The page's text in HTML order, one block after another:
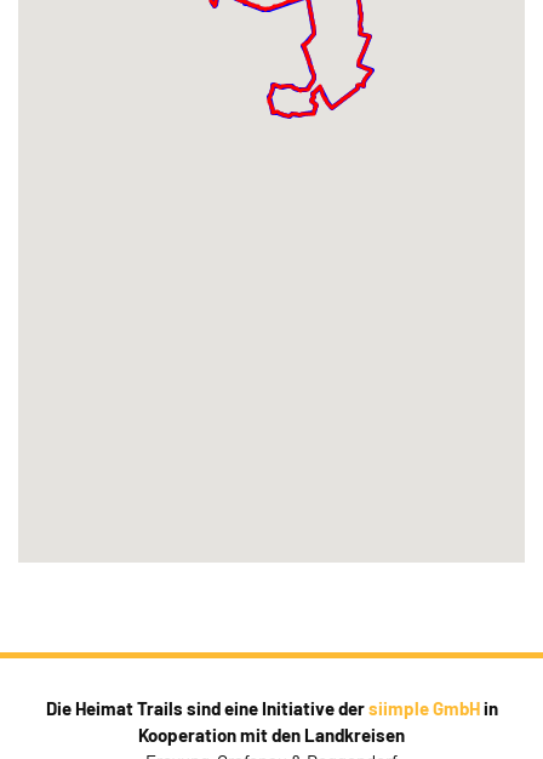
Die Heimat Trails sind eine Initiative dersiimple GmbHin
Kooperation mit den Landkreisen